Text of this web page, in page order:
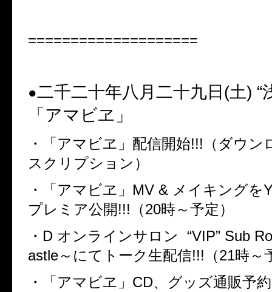
====================
●二千二十年八月二十九日(土) “
「アマビヱ」
・「アマビヱ」配信開始!!!（ダウン
スクリプション）
・「アマビヱ」MV & メイキングを
プレミア公開!!!（20時～予定）
・D オンラインサロン
“VIP” Sub
astle～にてトーク生配信!!!（21時～
・「アマビヱ」CD、グッズ通販予